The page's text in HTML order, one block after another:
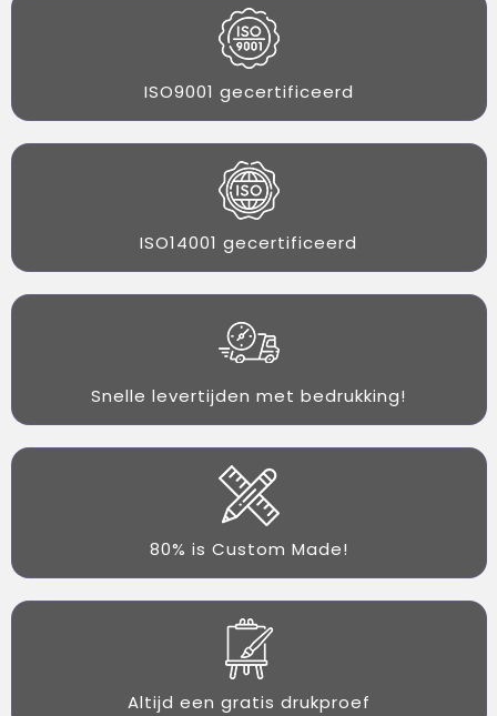
ISO9001 gecertificeerd
ISO14001 gecertificeerd
Snelle levertijden met bedrukking!
80% is Custom Made!
Altijd een gratis drukproef